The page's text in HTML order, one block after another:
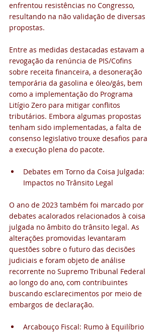
enfrentou resistências no Congresso,
resultando na não validação de diversas
propostas.
Entre as medidas destacadas estavam a
revogação da renúncia de PIS/Cofins
sobre receita financeira, a desoneração
temporária da gasolina e óleo/gás, bem
como a implementação do Programa
Litígio Zero para mitigar conflitos
tributários. Embora algumas propostas
tenham sido implementadas, a falta de
consenso legislativo trouxe desafios para
a execução plena do pacote.
Debates em Torno da Coisa Julgada:
Impactos no Trânsito Legal
O ano de 2023 também foi marcado por
debates acalorados relacionados à coisa
julgada no âmbito do trânsito legal. As
alterações promovidas levantaram
questões sobre o futuro das decisões
judiciais e foram objeto de análise
recorrente no Supremo Tribunal Federal
ao longo do ano, com contribuintes
buscando esclarecimentos por meio de
embargos de declaração.
Arcabouço Fiscal: Rumo à Equilíbrio